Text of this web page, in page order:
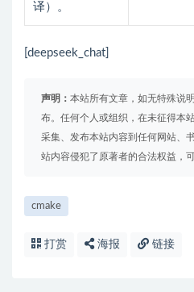
译）。
[deepseek_chat]
声明： 本站所有文章，如无特殊说
布。任何个人或组织，在未征得本
采集、发布本站内容到任何网站、
站内容侵犯了原著者的合法权益，
cmake
打赏 海报 链接